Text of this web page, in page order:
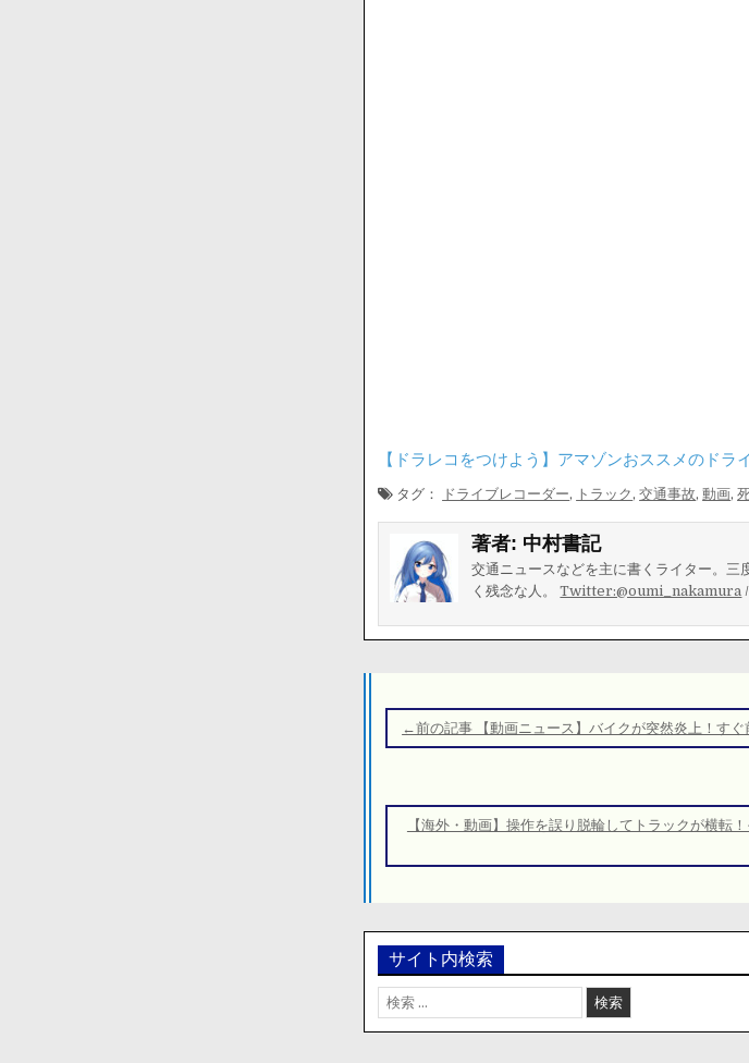
【ドラレコをつけよう】アマゾンおススメのドラ
タグ： ドライブレコーダー, トラック ,交通事故,動画,
著者: 中村書記
交通ニュースなどを主に書くライター。
く残念な人。Twitter:@oumi_nakamura /
稿
ナ
ゲ
シ
ン
←前の記事 【動画ニュース】バイクが突然炎上！すぐ
【海外・動画】操作を誤り脱輪してトラックが横転
サイト内検索
検
索: